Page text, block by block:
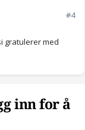
#4
gratulerer med
inn for å